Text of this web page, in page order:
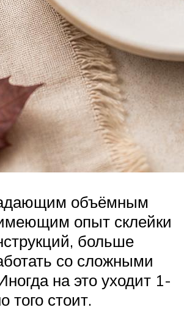
объёмным
опыт склейки
больше
со сложными
на это уходит 1-
того стоит.